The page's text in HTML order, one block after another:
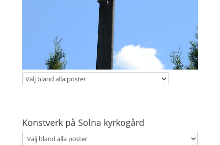
Konstverk på Solna kyrkogård